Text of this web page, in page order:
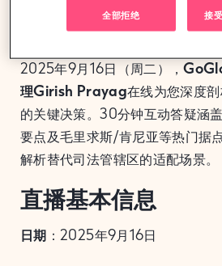
2025年9月16日（周二），
理Girish Prayag在线为您深度
的关键决策。30分钟互动答疑涵
要点及毛里求斯/肯尼亚等热门据
解析替代司法管辖区的适配场景。
直播基本信息
日期 ：2025年9月16日
全部拒绝 接